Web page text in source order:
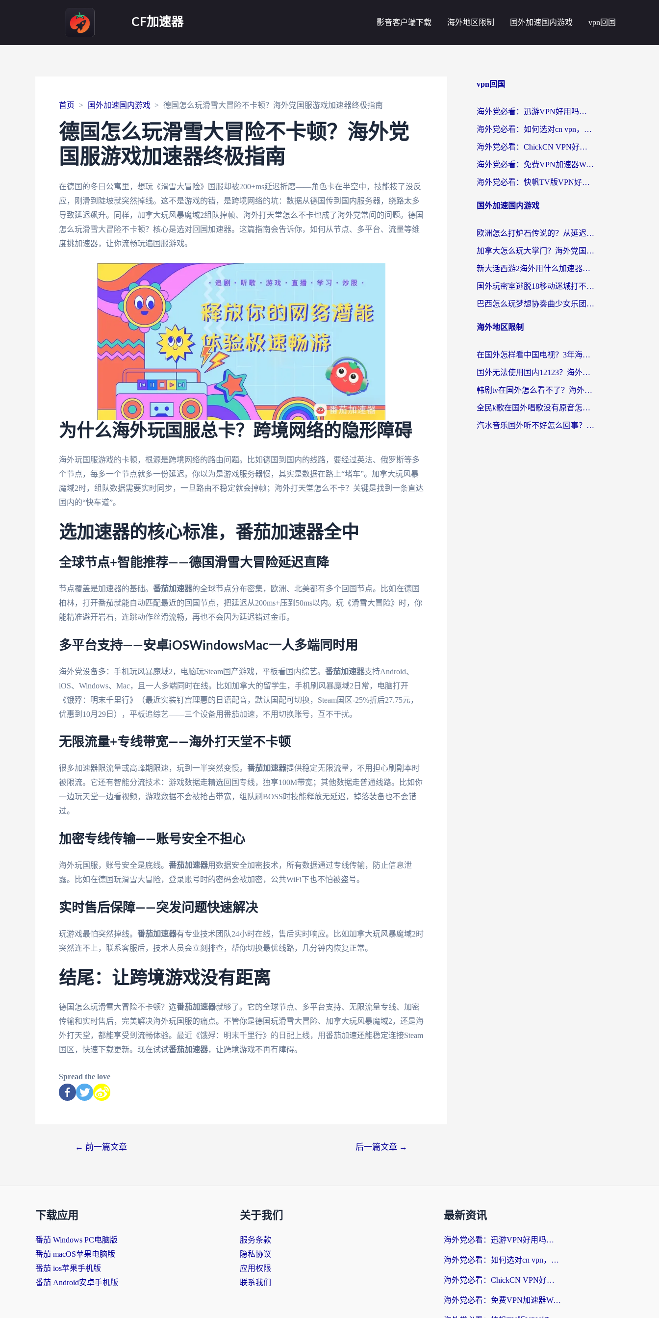
CF加速器 影音客户端下载 海外地区限制 国外加速国内游戏 vpn回国
首页 国外加速国内游戏 德国怎么玩滑雪大冒险不卡顿？海外党国服游戏加速器终极指南
德国怎么玩滑雪大冒险不卡顿？海外党
国服游戏加速器终极指南
在德国的冬日公寓里，想玩《滑雪大冒险》国服却被200+ms延迟折磨——角色卡在半空中，技能按了没反
应，刚滑到陡坡就突然掉线。这不是游戏的错，是跨境网络的坑：数据从德国传到国内服务器，绕路太多
导致延迟飙升。同样，加拿大玩风暴魔域2组队掉帧、海外打天堂怎么不卡也成了海外党常问的问题。德国
怎么玩滑雪大冒险不卡顿？核心是选对回国加速器。这篇指南会告诉你，如何从节点、多平台、流量等维
度挑加速器，让你流畅玩遍国服游戏。
为什么海外玩国服总卡？跨境网络的隐形障碍
海外玩国服游戏的卡顿，根源是跨境网络的路由问题。比如德国到国内的线路，要经过英法、俄罗斯等多
个节点，每多一个节点就多一份延迟。你以为是游戏服务器慢，其实是数据在路上“堵车”。加拿大玩风暴
魔域2时，组队数据需要实时同步，一旦路由不稳定就会掉帧；海外打天堂怎么不卡？关键是找到一条直达
国内的“快车道”。
选加速器的核心标准，番茄加速器全中
全球节点+智能推荐——德国滑雪大冒险延迟直降
节点覆盖是加速器的基础。 番茄加速器的全球节点分布密集，欧洲、北美都有多个回国节点。比如在德国
柏林，打开番茄就能自动匹配最近的回国节点，把延迟从200ms+压到50ms以内。玩《滑雪大冒险》时，你
能精准避开岩石，连跳动作丝滑流畅，再也不会因为延迟错过金币。
多平台支持——安卓iOSWindowsMac一人多端同时用
海外党设备多：手机玩风暴魔域2，电脑玩Steam国产游戏，平板看国内综艺。 番茄加速器支持Android、
iOS、Windows、Mac，且一人多端同时在线。比如加拿大的留学生，手机刷风暴魔域2日常，电脑打开
《饿殍：明末千里行》（最近实装钉宫理惠的日语配音，默认国配可切换，Steam国区-25%折后27.75元，
优惠到10月29日），平板追综艺——三个设备用番茄加速，不用切换账号，互不干扰。
无限流量+专线带宽——海外打天堂不卡顿
很多加速器限流量或高峰期限速，玩到一半突然变慢。 番茄加速器提供稳定无限流量，不用担心刷副本时
被限流。它还有智能分流技术：游戏数据走精选回国专线，独享100M带宽；其他数据走普通线路。比如你
一边玩天堂一边看视频，游戏数据不会被抢占带宽，组队刷BOSS时技能释放无延迟，掉落装备也不会错
过。
加密专线传输——账号安全不担心
海外玩国服，账号安全是底线。 番茄加速器用数据安全加密技术，所有数据通过专线传输，防止信息泄
露。比如在德国玩滑雪大冒险，登录账号时的密码会被加密，公共WiFi下也不怕被盗号。
实时售后保障——突发问题快速解决
玩游戏最怕突然掉线。 番茄加速器有专业技术团队24小时在线，售后实时响应。比如加拿大玩风暴魔域2时
突然连不上，联系客服后，技术人员会立刻排查，帮你切换最优线路，几分钟内恢复正常。
结尾：让跨境游戏没有距离
德国怎么玩滑雪大冒险不卡顿？选番茄加速器就够了。它的全球节点、多平台支持、无限流量专线、加密
传输和实时售后，完美解决海外玩国服的痛点。不管你是德国玩滑雪大冒险、加拿大玩风暴魔域2，还是海
外打天堂，都能享受到流畅体验。最近《饿殍：明末千里行》的日配上线，用番茄加速还能稳定连接Steam
国区，快速下载更新。现在试试番茄加速器，让跨境游戏不再有障碍。
Spread the love
← 前一篇文章 后一篇文章 →
vpn回国
海外党必看：迅游VPN好用吗？和番茄加速器VPN对比哪个回国效果更好？
海外党必看：如何选对cn vpn，轻松解锁国内影音游戏？
海外党必看：ChickCN VPN好用吗？和星河VPN对比哪个回国效果更好？附真实体验+避坑指南
海外党必看：免费VPN加速器Windows版怎么选？附真实测评与无缝访问国内资源指南
海外党必看：快帆TV版VPN好用吗？和hi龟龟VPN对比哪个回国效果更好？附免费加速器选择指南
国外加速国内游戏
欧洲怎么打炉石传说的？从延迟999到丝滑上分，我找到了靠谱加速器
加拿大怎么玩大掌门？海外党国服游戏加速避坑指南（附实用工具推荐）
新大话西游2海外用什么加速器登录？老玩家亲测有效的国服游戏加速指南
国外玩密室逃脱18移动迷城打不开怎么办？海外玩家亲测有效的解决指南
巴西怎么玩梦想协奏曲少女乐团派对？海外党必看的国服游戏加速全攻略（附波兰天涯明月刀实用技巧）
海外地区限制
在国外怎样看中国电视？3年海外党亲测有效的追剧加速器指南
国外无法使用国内12123？海外华人必看：选对回国加速器，解决迪拜语音+12123访问难题
韩剧tv在国外怎么看不了？海外党追剧自由的终极解决方案来了
全民k歌在国外唱歌没有原音怎么办？别让地域限制毁了你的麦霸时刻
汽水音乐国外听不好怎么回事？海外党亲测有效的回国加速方案来了
下载应用
番茄 Windows PC电脑版
番茄 macOS苹果电脑版
番茄 ios苹果手机版
番茄 Android安卓手机版
关于我们
服务条款
隐私协议
应用权限
联系我们
最新资讯
海外党必看：迅游VPN好用吗？和番茄加速器VPN对比哪个回国效果更好？
海外党必看：如何选对cn vpn，轻松解锁国内影音游戏？
海外党必看：ChickCN VPN好用吗？和星河VPN对比哪个回国效果更好？附真实体验+避坑指南
海外党必看：免费VPN加速器Windows版怎么选？附真实测评与无缝访问国内资源指南